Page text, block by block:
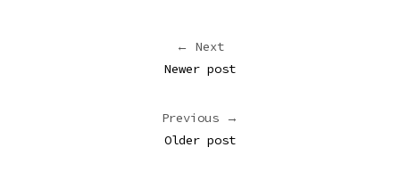
← Next
Newer post
Previous →
Older post